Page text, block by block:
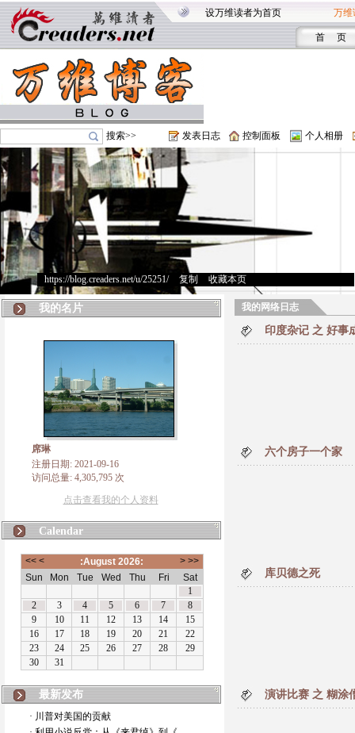
设万维读者为首页 万维
首 页
搜索>> 发表日志 控制面板 个人相册
https://blog.creaders.net/u/25251/> 复制 收藏本页
我的名片
席琳
注册日期: 2021-09-16
访问总量: 4,305,795 次
点击查看我的个人资料
Calendar
最新发布
· 川普对美国的贡献
我的网络日志
印度杂记 之 好事
六个房子一个家
库贝德之死
演讲比赛 之 糊涂